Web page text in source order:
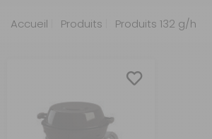
Accueil Produits Produits 132 g/h